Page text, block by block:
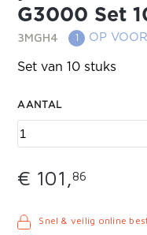
G3000 Set
3MGH4 1 OP
Set van 10 stuks
AANTAL
€ 101,86
Snel & veilig online